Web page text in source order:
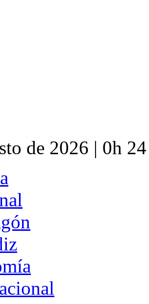
de 2026 | 0h